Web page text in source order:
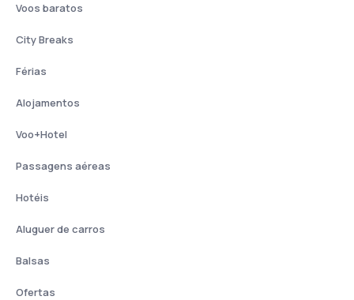
Voos baratos
City Breaks
Férias
Alojamentos
Voo+Hotel
Passagens aéreas
Hotéis
Aluguer de carros
Balsas
Ofertas